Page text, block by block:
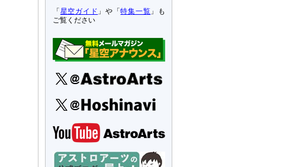
「 星空ガイド 」や「特集一覧 」も
ご覧ください